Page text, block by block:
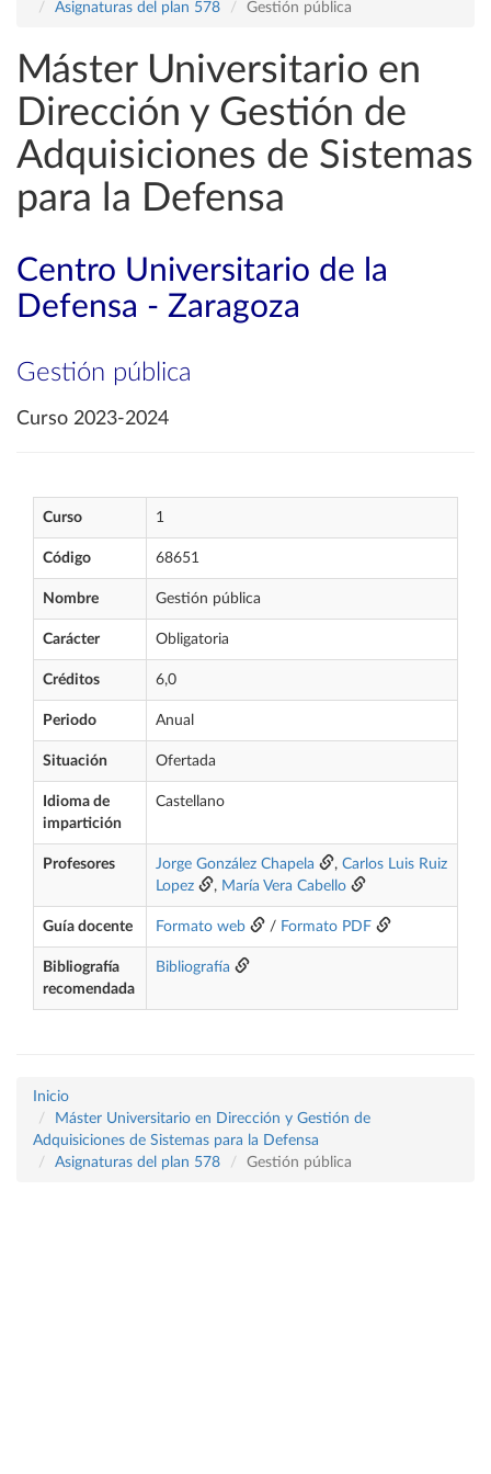
Asignaturas del plan 578
Gestión pública
Máster Universitario en
Dirección y Gestión de
Adquisiciones de Sistemas
para la Defensa
Centro Universitario de la
Defensa - Zaragoza
Gestión pública
Curso 2023-2024
Curso 1
Código 68651
Nombre Gestión pública
Carácter Obligatoria
Créditos 6,0
Periodo Anual
Situación Ofertada
Idioma de
impartición
Castellano
Profesores Jorge González Chapela , Carlos Luis Ruiz
Lopez
, María Vera Cabello
Guía docente Formato web / Formato PDF
Bibliografía
recomendada
Bibliografía
Inicio
Máster Universitario en Dirección y Gestión de
Adquisiciones de Sistemas para la Defensa
Asignaturas del plan 578
Gestión pública